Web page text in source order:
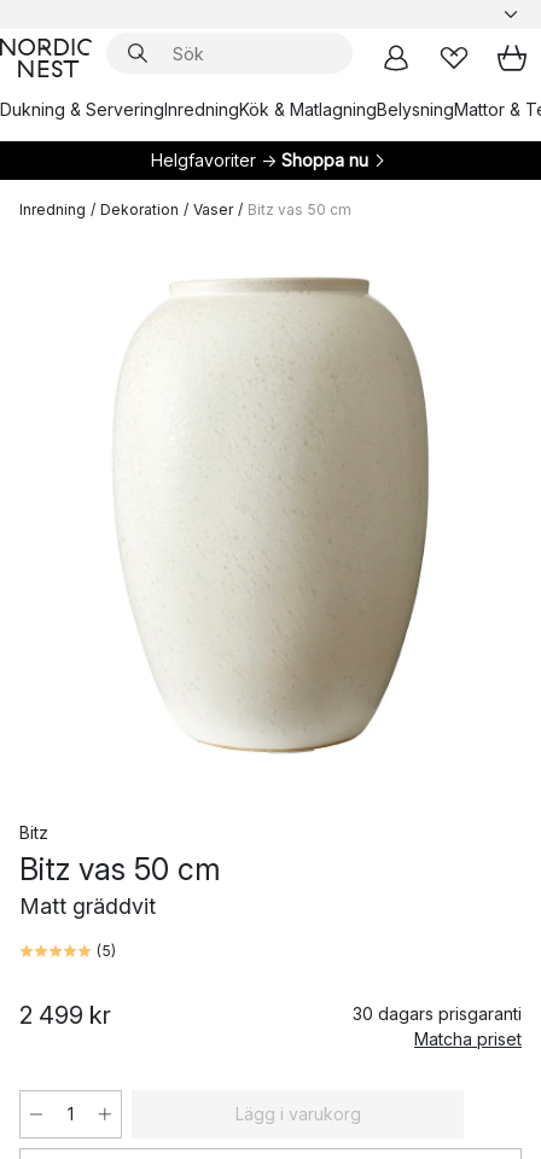
Dukning & ServeringInredningKök & MatlagningBelysningMattor &
Helgfavoriter → Shoppa nu
Inredning / Dekoration / Vaser / Bitz vas 50 cm
Bitz
Bitz vas 50 cm
Matt gräddvit
(5)
2 499 kr
30 dagars prisgaranti
Matcha priset
Lägg i varukorg